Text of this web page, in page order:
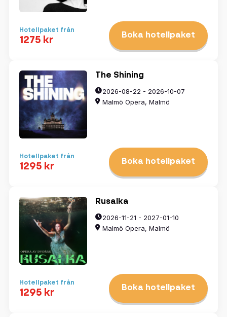
Hotellpaket från
1275 kr Boka hotellpaket
The Shining
2026-08-22 - 2026-10-07
Malmö Opera, Malmö
Hotellpaket från
1295 kr Boka hotellpaket
Rusalka
2026-11-21 - 2027-01-10
Malmö Opera, Malmö
Hotellpaket från
1295 kr Boka hotellpaket